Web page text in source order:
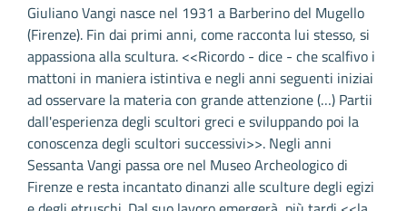
Giuliano Vangi nasce nel 1931 a Barberino del Mugello
(Firenze). Fin dai primi anni, come racconta lui stesso, si
appassiona alla scultura. <<Ricordo - dice - che scalfivo i
mattoni in maniera istintiva e negli anni seguenti iniziai
ad osservare la materia con grande attenzione (…) Partii
dall'esperienza degli scultori greci e sviluppando poi la
conoscenza degli scultori successivi>>. Negli anni
Sessanta Vangi passa ore nel Museo Archeologico di
Firenze e resta incantato dinanzi alle sculture degli egizi